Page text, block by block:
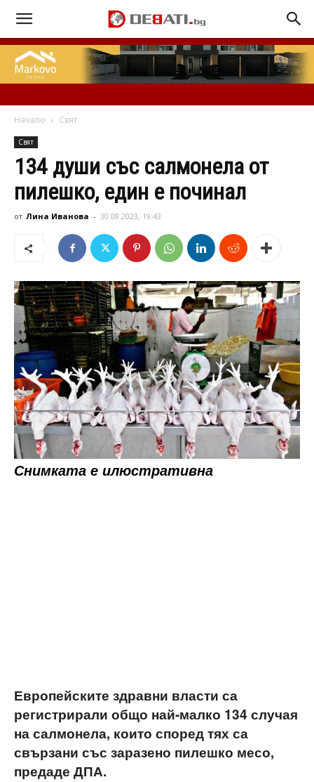
Начало Свят
Свят
134 души със салмонела от
пилешко, един е починал
от Лина Иванова - 30.08.2023, 19:43
Снимката е илюстративна
Европейските здравни власти са
регистрирали общо най-малко 134 случая
на салмонела, които според тях са
свързани със заразено пилешко месо,
предаде ДПА.